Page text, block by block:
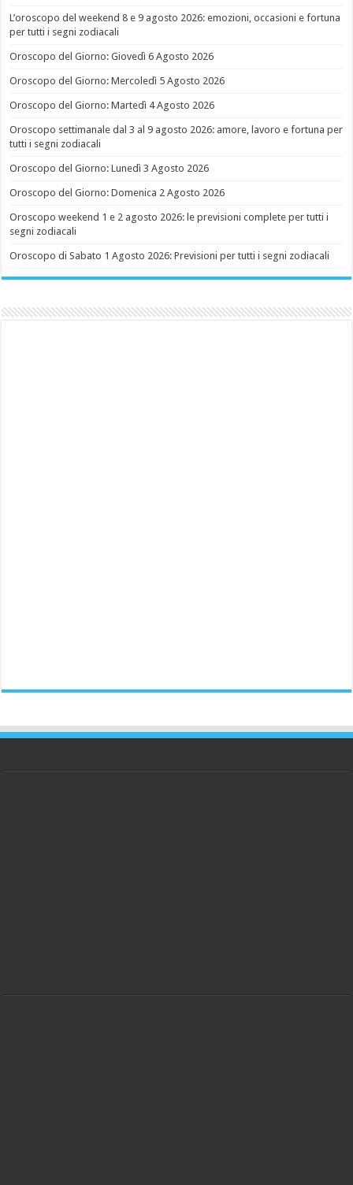
L’oroscopo del weekend 8 e 9 agosto 2026: emozioni, occasioni e fortuna
per tutti i segni zodiacali
Oroscopo del Giorno: Giovedì 6 Agosto 2026
Oroscopo del Giorno: Mercoledì 5 Agosto 2026
Oroscopo del Giorno: Martedì 4 Agosto 2026
Oroscopo settimanale dal 3 al 9 agosto 2026: amore, lavoro e fortuna per
tutti i segni zodiacali
Oroscopo del Giorno: Lunedì 3 Agosto 2026
Oroscopo del Giorno: Domenica 2 Agosto 2026
Oroscopo weekend 1 e 2 agosto 2026: le previsioni complete per tutti i
segni zodiacali
Oroscopo di Sabato 1 Agosto 2026: Previsioni per tutti i segni zodiacali